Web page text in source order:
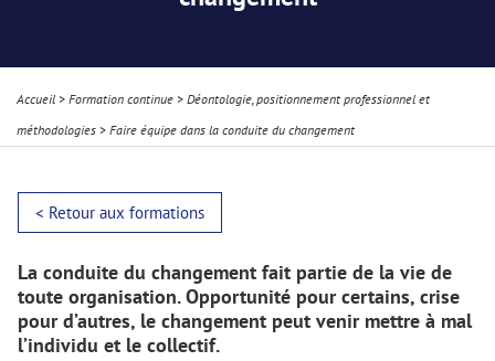
Accueil > Formation continue > Déontologie, positionnement professionnel et
méthodologies > Faire équipe dans la conduite du changement
< Retour aux formations
La conduite du changement fait partie de la vie de
toute organisation. Opportunité pour certains, crise
pour d’autres, le changement peut venir mettre à mal
l’individu et le collectif.